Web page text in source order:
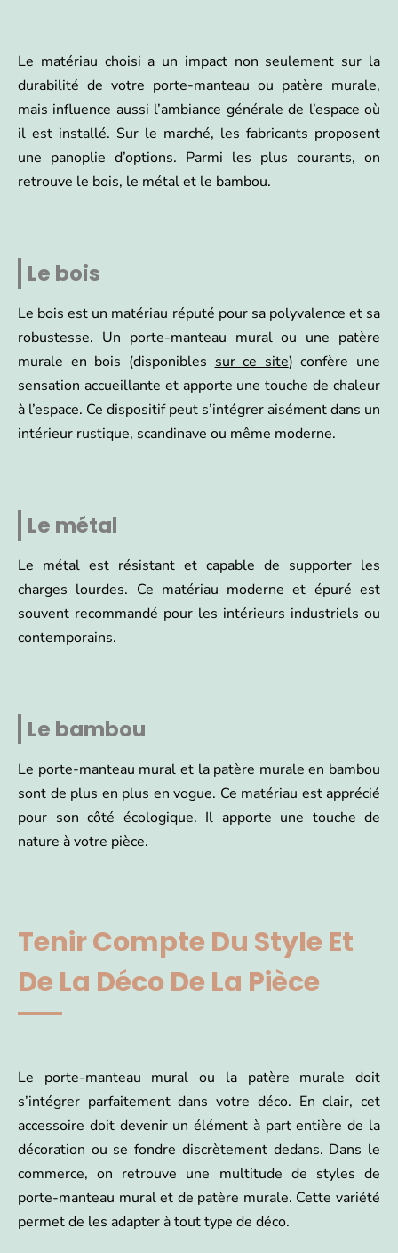
Le matériau choisi a un impact non seulement sur la
durabilité de votre porte-manteau ou patère murale,
mais influence aussi l’ambiance générale de l’espace où
il est installé. Sur le marché, les fabricants proposent
une panoplie d’options. Parmi les plus courants, on
retrouve le bois, le métal et le bambou.
Le bois
Le bois est un matériau réputé pour sa polyvalence et sa
robustesse. Un porte-manteau mural ou une patère
murale en bois (disponibles sur ce site) confère une
sensation accueillante et apporte une touche de chaleur
à l’espace. Ce dispositif peut s’intégrer aisément dans un
intérieur rustique, scandinave ou même moderne.
Le métal
Le métal est résistant et capable de supporter les
charges lourdes. Ce matériau moderne et épuré est
souvent recommandé pour les intérieurs industriels ou
contemporains.
Le bambou
Le porte-manteau mural et la patère murale en bambou
sont de plus en plus en vogue. Ce matériau est apprécié
pour son côté écologique. Il apporte une touche de
nature à votre pièce.
Tenir Compte Du Style Et
De La Déco De La Pièce
Le porte-manteau mural ou la patère murale doit
s’intégrer parfaitement dans votre déco. En clair, cet
accessoire doit devenir un élément à part entière de la
décoration ou se fondre discrètement dedans. Dans le
commerce, on retrouve une multitude de styles de
porte-manteau mural et de patère murale. Cette variété
permet de les adapter à tout type de déco.